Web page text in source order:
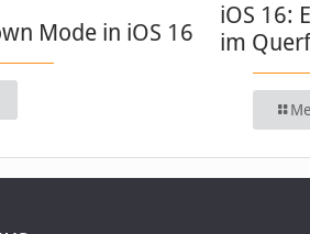
Mode in iOS 16
iOS 16:
im